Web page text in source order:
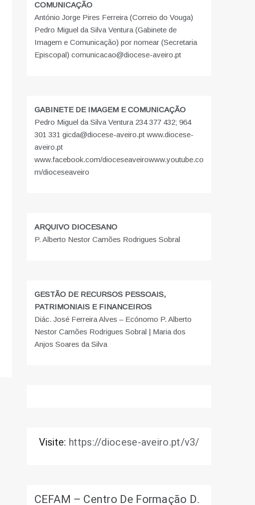
COMUNICAÇÃO
António Jorge Pires Ferreira (Correio do Vouga)
Pedro Miguel da Silva Ventura (Gabinete de
Imagem e Comunicação) por nomear (Secretaria
Episcopal) comunicacao@diocese-aveiro.pt
GABINETE DE IMAGEM E COMUNICAÇÃO
Pedro Miguel da Silva Ventura 234 377 432; 964
301 331 gicda@diocese-aveiro.pt www.diocese-
aveiro.pt
www.facebook.com/dioceseaveirowww.youtube.co
m/dioceseaveiro
ARQUIVO DIOCESANO
P. Alberto Nestor Camões Rodrigues Sobral
GESTÃO DE RECURSOS PESSOAIS,
PATRIMONIAIS E FINANCEIROS
Diác. José Ferreira Alves – Ecónomo P. Alberto
Nestor Camões Rodrigues Sobral | Maria dos
Anjos Soares da Silva
Visite: https://diocese-aveiro.pt/v3/
CEFAM – Centro De Formação D.